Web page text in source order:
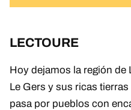
LECTOURE
Hoy dejamos la región de
Le Gers y sus ricas
pasa por pueblos con